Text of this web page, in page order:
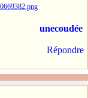
unecoudée
Répondre